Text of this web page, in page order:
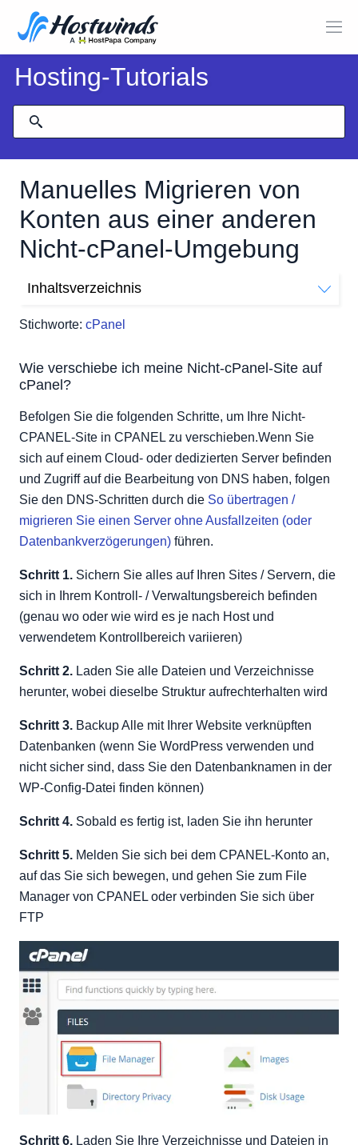
Hosting-Tutorials
Manuelles Migrieren von
Konten aus einer anderen
Nicht-cPanel-Umgebung
Stichworte: cPanel
Inhaltsverzeichnis
Wie kann ich meine Host-Datei bearbeiten, um meine
Windows
Mac
Wie verschiebe ich meine Nicht-cPanel-Site auf
cPanel?
Befolgen Sie die folgenden Schritte, um Ihre Nicht-
CPANEL-Site in CPANEL zu verschieben.Wenn Sie
sich auf einem Cloud- oder dedizierten Server befinden
und Zugriff auf die Bearbeitung von DNS haben, folgen
Sie den DNS-Schritten durch die So übertragen /
migrieren Sie einen Server ohne Ausfallzeiten (oder
Datenbankverzögerungen) führen.
Schritt 1. Sichern Sie alles auf Ihren Sites / Servern, die
sich in Ihrem Kontroll- / Verwaltungsbereich befinden
(genau wo oder wie wird es je nach Host und
verwendetem Kontrollbereich variieren)
Schritt 2. Laden Sie alle Dateien und Verzeichnisse
herunter, wobei dieselbe Struktur aufrechterhalten wird
Schritt 3. Backup Alle mit Ihrer Website verknüpften
Datenbanken (wenn Sie WordPress verwenden und
nicht sicher sind, dass Sie den Datenbanknamen in der
WP-Config-Datei finden können)
Schritt 4. Sobald es fertig ist, laden Sie ihn herunter
Schritt 5. Melden Sie sich bei dem CPANEL-Konto an,
auf das Sie sich bewegen, und gehen Sie zum File
Manager von CPANEL oder verbinden Sie sich über
FTP
Schritt 6. Laden Sie Ihre Verzeichnisse und Dateien in